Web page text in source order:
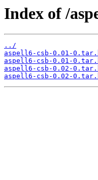
Index of /
../
aspell6-csb-0.01-
aspell6-csb-0.01-
aspell6-csb-0.02-
aspell6-csb-0.02-